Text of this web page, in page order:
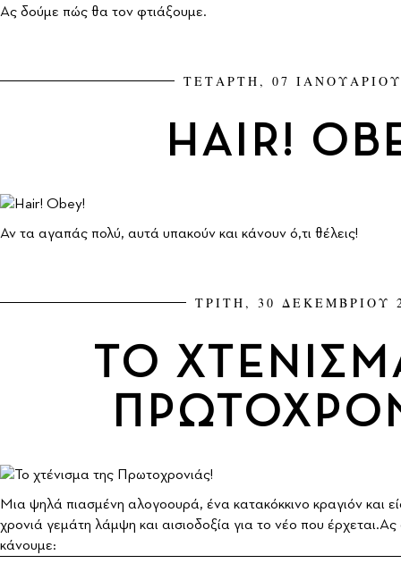
Ας δούμε πώς θα τον φτιάξουμε.
ΤΕΤΑΡΤΗ, 07 ΙΑΝΟΥΑΡΙΟΥ
HAIR!
Αν τα αγαπάς πολύ, αυτά υπακούν και κάνουν ό,τι θέλεις!
ΤΡΙΤΗ, 30 ΔΕΚΕΜΒΡΙΟΥ
ΤΟ
Μια ψηλά πιασμένη αλογοουρά, ένα κατακόκκινο κραγιόν και
χρονιά γεμάτη λάμψη και αισιοδοξία για το νέο που
κάνουμε: